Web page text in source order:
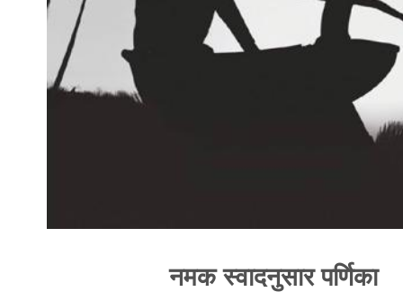
नमक स्वादनुसार पर्णिका